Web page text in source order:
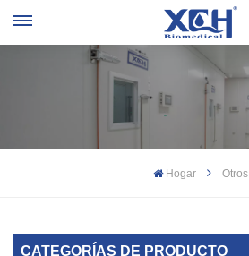
Hogar Otros
CATEGORÍAS DE PRODUCTO